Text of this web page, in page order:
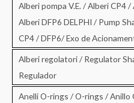
Alberi pompa V.E. / Alberi CP4
Alberi DFP6 DELPHI / Pump
CP4 / DFP6/ Exo de
Alberi regolatori / Regulator
Regulador
Anelli O-rings / O-rings / Anillo